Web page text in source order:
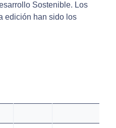
Sostenible. Los
edición han sido los